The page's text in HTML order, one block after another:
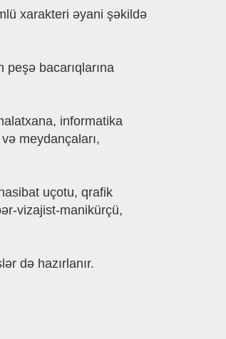
xarakteri əyani şəkildə
bacarıqlarına
informatika
meydançaları,
uçotu, qrafik
vizajist-manikürçü,
də hazırlanır.